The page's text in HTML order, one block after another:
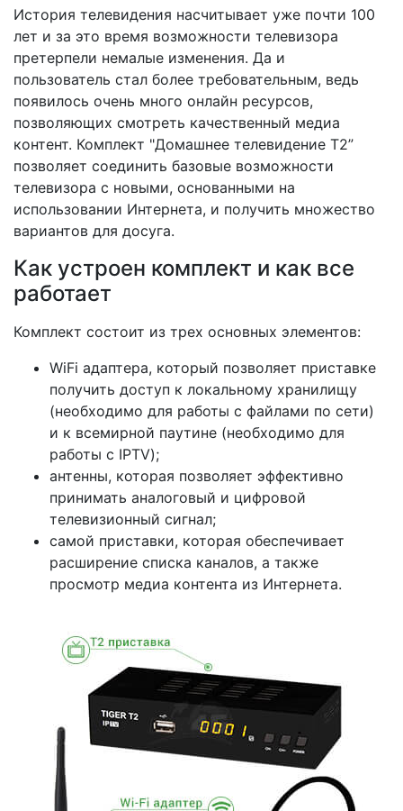
История телевидения насчитывает уже почти 100
лет и за это время возможности телевизора
претерпели немалые изменения. Да и
пользователь стал более требовательным, ведь
появилось очень много онлайн ресурсов,
позволяющих смотреть качественный медиа
контент. Комплект "Домашнее телевидение Т2”
позволяет соединить базовые возможности
телевизора с новыми, основанными на
использовании Интернета, и получить множество
вариантов для досуга.
Как устроен комплект и как все
работает
Комплект состоит из трех основных элементов:
WiFi адаптера, который позволяет приставке
получить доступ к локальному хранилищу
(необходимо для работы с файлами по сети)
и к всемирной паутине (необходимо для
работы с IPTV);
антенны, которая позволяет эффективно
принимать аналоговый и цифровой
телевизионный сигнал;
самой приставки, которая обеспечивает
расширение списка каналов, а также
просмотр медиа контента из Интернета.